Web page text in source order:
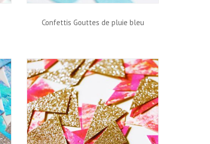
Confettis Gouttes de pluie bleu